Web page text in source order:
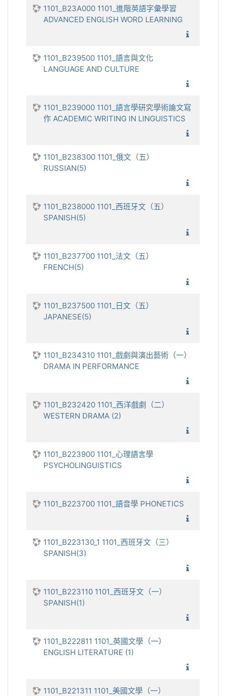
1101_B23A000 1101_進階英語字彙學習
ADVANCED ENGLISH WORD LEARNING
1101_B239500 1101_語言與文化
LANGUAGE AND CULTURE
1101_B239000 1101_語言學研究學術論文寫
作 ACADEMIC WRITING IN LINGUISTICS
1101_B238300 1101_俄文（五）
RUSSIAN(5)
1101_B238000 1101_西班牙文（五）
SPANISH(5)
1101_B237700 1101_法文（五）
FRENCH(5)
1101_B237500 1101_日文（五）
JAPANESE(5)
1101_B234310 1101_戲劇與演出藝術（一）
DRAMA IN PERFORMANCE
1101_B232420 1101_西洋戲劇（二）
WESTERN DRAMA (2)
1101_B223900 1101_心理語言學
PSYCHOLINGUISTICS
1101_B223700 1101_語音學 PHONETICS
1101_B223130_1 1101_西班牙文（三）
SPANISH(3)
1101_B223110 1101_西班牙文（一）
SPANISH(1)
1101_B222811 1101_英國文學（一）
ENGLISH LITERATURE (1)
1101_B221311 1101_美國文學（一）